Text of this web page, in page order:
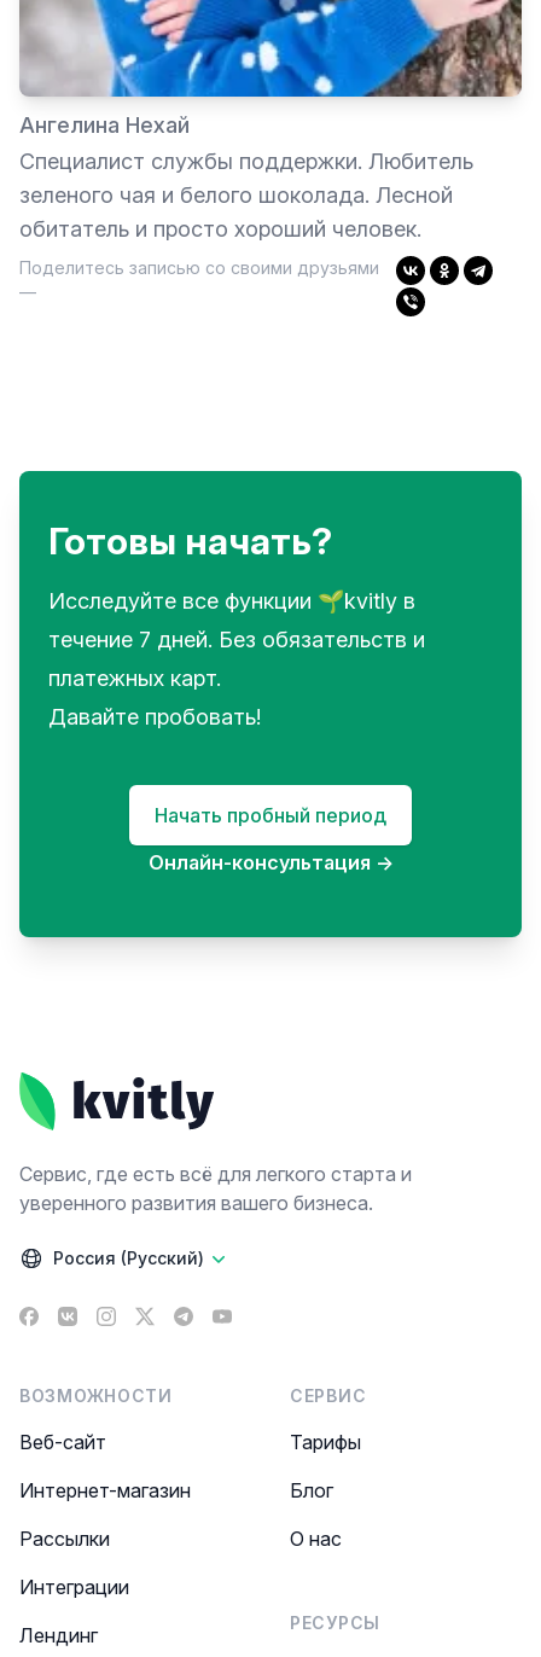
Ангелина Нехай
Специалист службы поддержки. Любитель
зеленого чая и белого шоколада. Лесной
обитатель и просто хороший человек.
Поделитесь записью со своими друзьями
—
Готовы начать?
Исследуйте все функции 🌱kvitly в
течение 7 дней. Без обязательств и
платежных карт.
Давайте пробовать!
Начать пробный период
Онлайн-консультация →
Сервис, где есть всё для легкого старта и
уверенного развития вашего бизнеса.
Россия (Русский)
Facebook
VK Instagram
X TelegramYouTube
ВОЗМОЖНОСТИ
Веб-сайт
Интернет-магазин
Рассылки
Интеграции
Лендинг
СЕРВИС
Тарифы
Блог
О нас
РЕСУРСЫ